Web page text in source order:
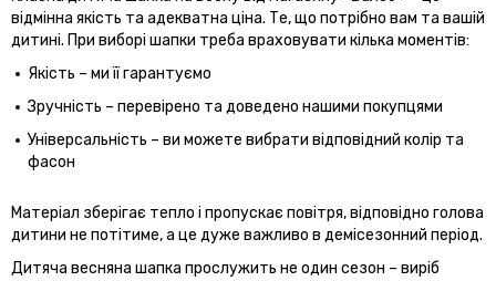
відмінна якість та адекватна ціна. Те, що потрібно вам та вашій
дитині. При виборі шапки треба враховувати кілька моментів:
Якість – ми її гарантуємо
Зручність – перевірено та доведено нашими покупцями
Універсальність – ви можете вибрати відповідний колір та
фасон
Матеріал зберігає тепло і пропускає повітря, відповідно голова
дитини не потітиме, а це дуже важливо в демісезонний період.
Дитяча весняна шапка прослужить не один сезон – виріб